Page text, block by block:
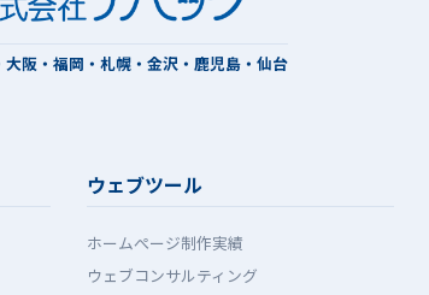
阪・福岡・札幌・金沢・鹿児島・仙台
ウェブツール
ホームぺージ制作実績
ウェブコンサルティング